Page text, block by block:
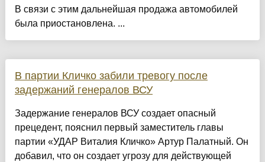
В связи с этим дальнейшая продажа автомобилей
была приостановлена. ...
В партии Кличко забили тревогу после
задержаний генералов ВСУ
Задержание генералов ВСУ создает опасный
прецедент, пояснил первый заместитель главы
партии «УДАР Виталия Кличко» Артур Палатный. Он
добавил, что он создает угрозу для действующей